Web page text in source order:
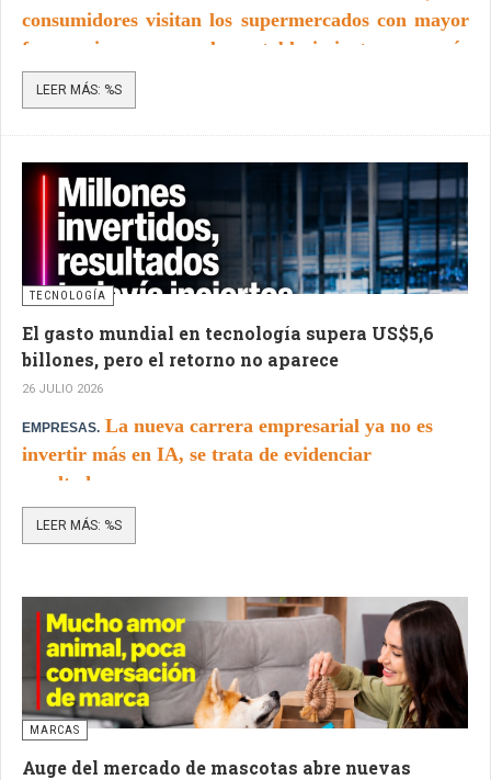
consumidores visitan los supermercados con mayor
frecuencia, recorren los establecimientos con más
rapidez y disponen de menos tiempo para decidir
qué productos comprar.
LEER MÁS: %S
TECNOLOGÍA
El gasto mundial en tecnología supera US$5,6
billones, pero el retorno no aparece
26 JULIO 2026
EMPRESAS. La nueva carrera empresarial ya no es
invertir más en IA, se trata de evidenciar
resultados.
LEER MÁS: %S
MARCAS
Auge del mercado de mascotas abre nuevas